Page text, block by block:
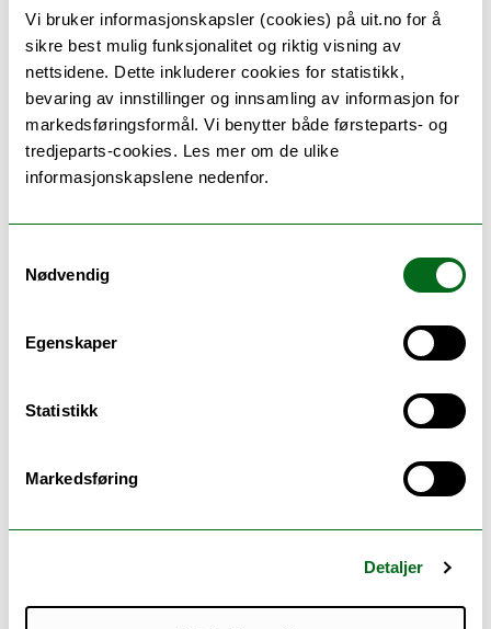
Vi bruker informasjonskapsler (cookies) på uit.no for å
sikre best mulig funksjonalitet og riktig visning av
nettsidene. Dette inkluderer cookies for statistikk,
bevaring av innstillinger og innsamling av informasjon for
markedsføringsformål. Vi benytter både førsteparts- og
tredjeparts-cookies. Les mer om de ulike
informasjonskapslene nedenfor.
Nødvendig
Egenskaper
Statistikk
Markedsføring
Detaljer
Disse studieprogrammene
kan utveksle hit
Geovitenskap- bachelor (B-GEO)
Medie- og dokumentasjonsvitenskap -
Medie- og dokumentasjonsvitenskap -